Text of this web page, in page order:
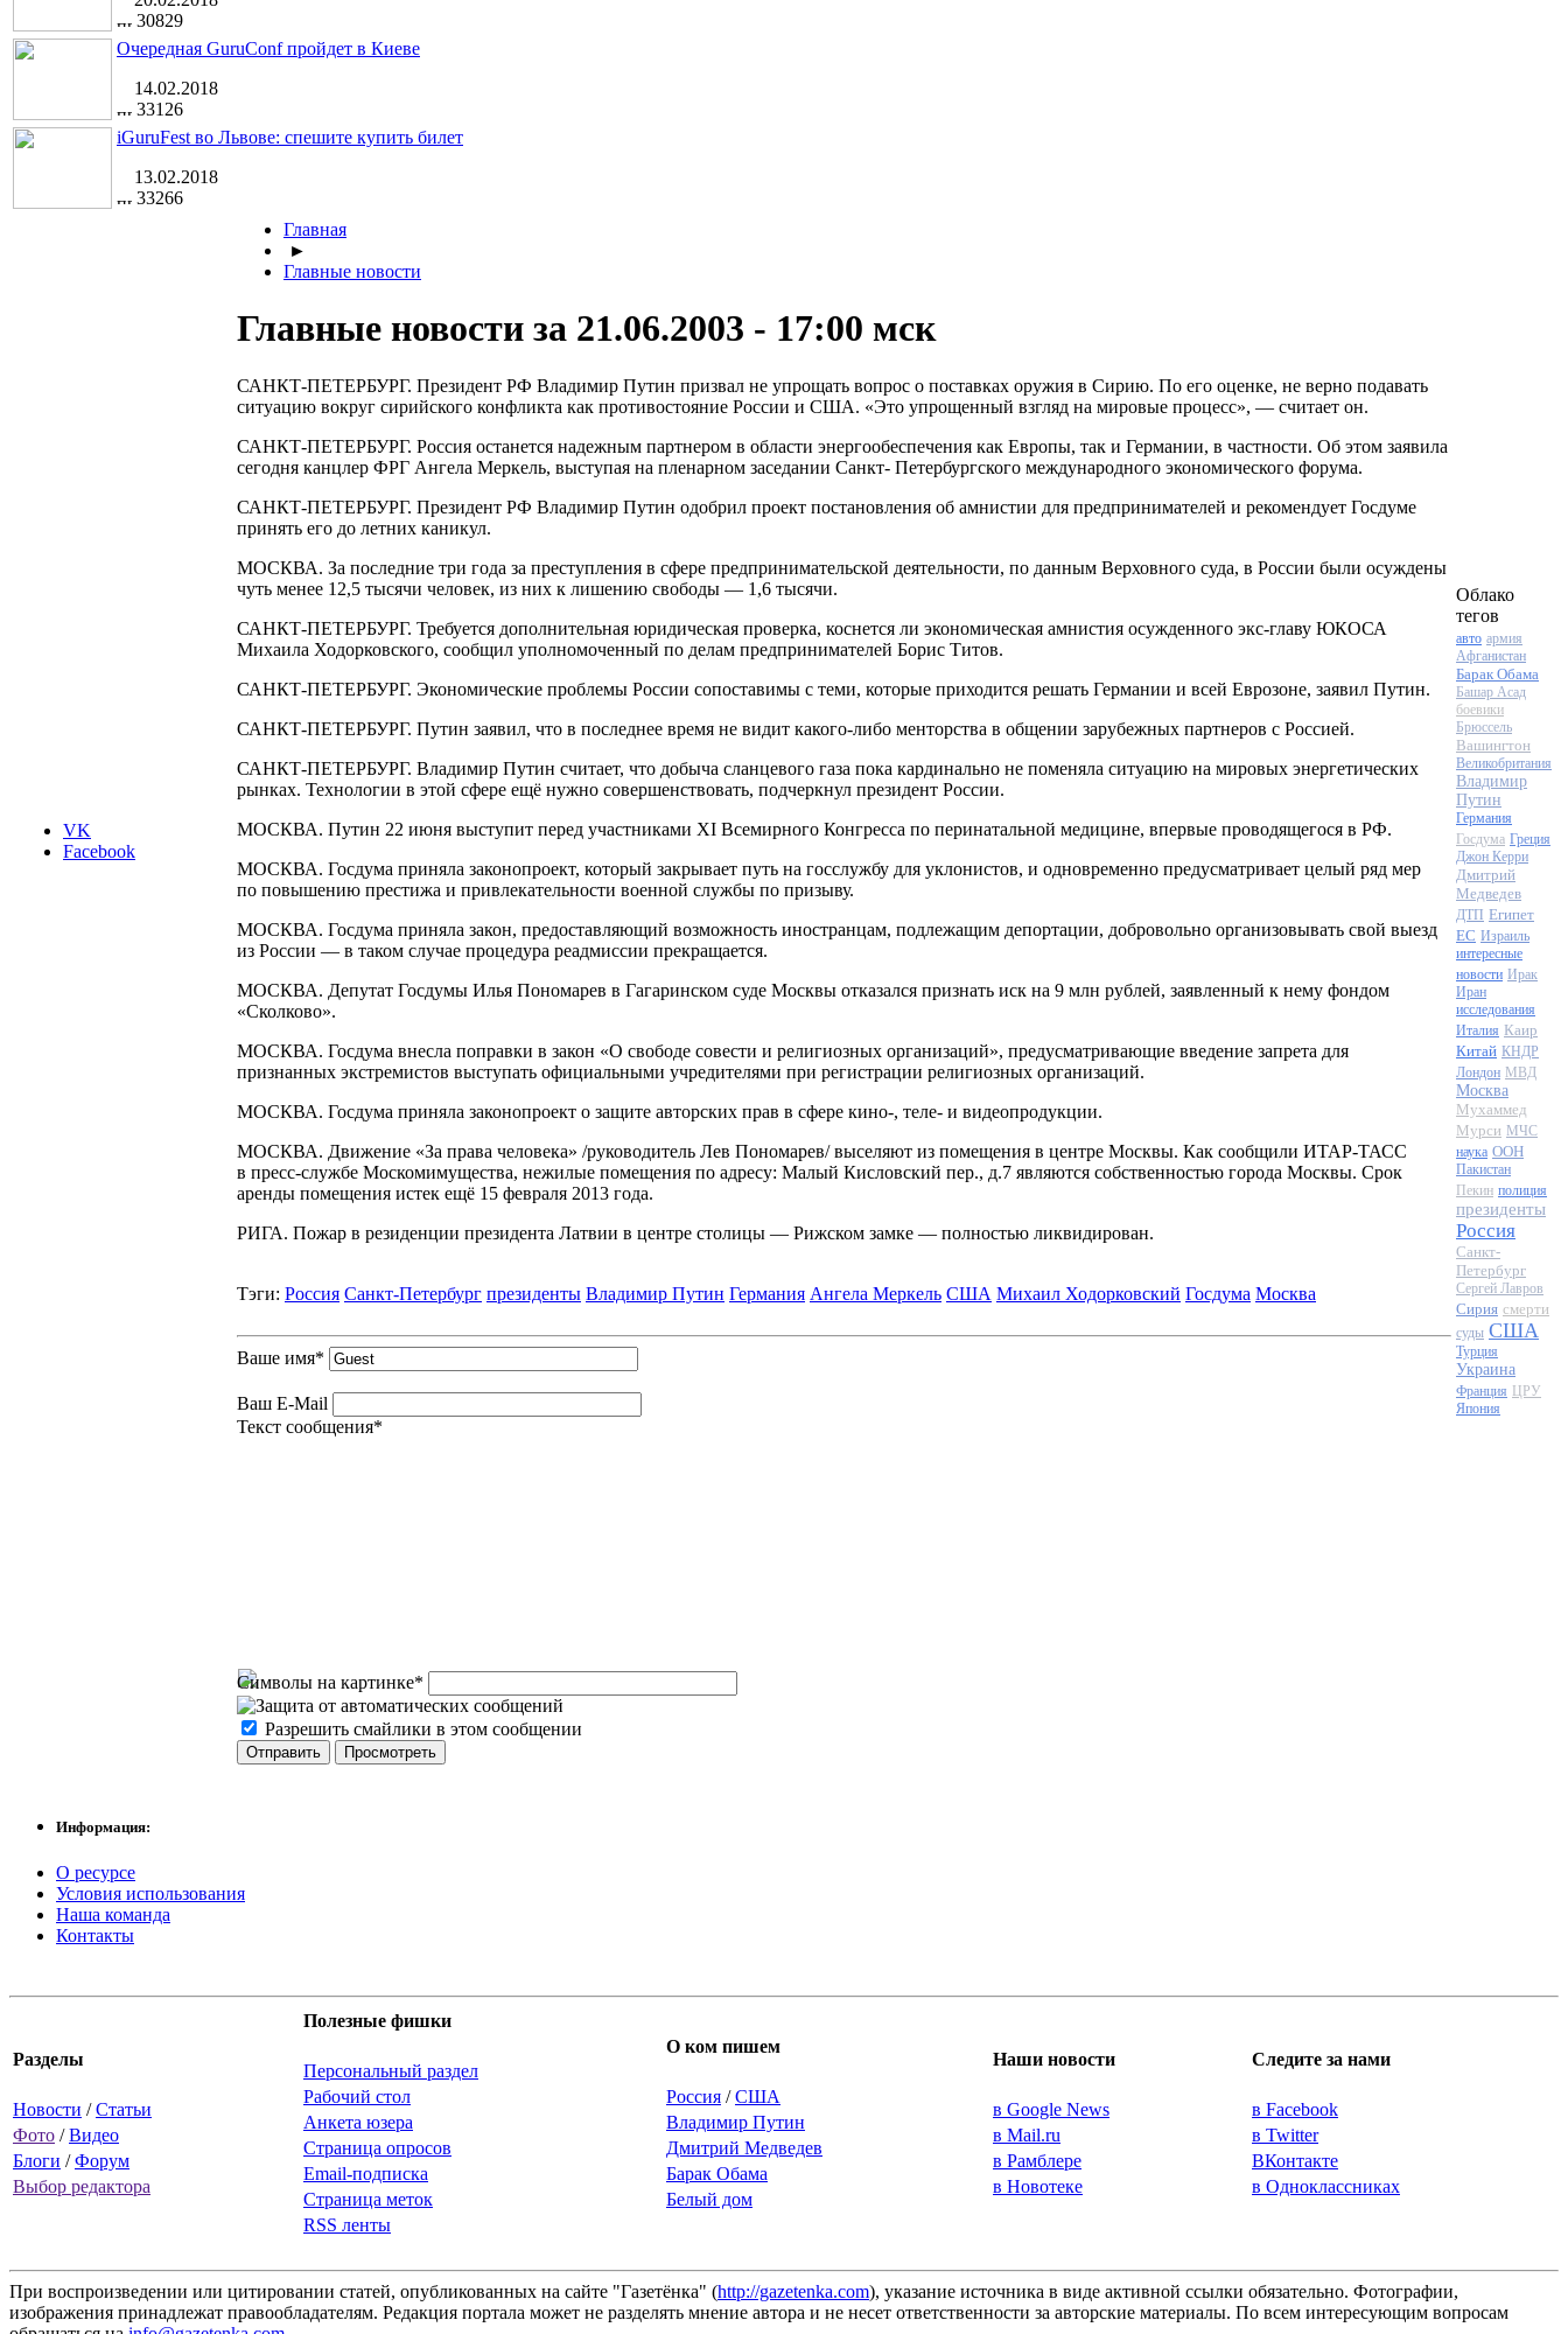
30829
Очередная GuruConf пройдет в Киеве
14.02.2018
33126
iGuruFest во Львове: спешите купить билет
13.02.2018
33266
VK
Facebook
Главная
►
Главные новости
Главные новости за 21.06.2003 - 17:00 мск
САНКТ-ПЕТЕРБУРГ. Президент РФ Владимир Путин призвал не упрощать вопрос о поставках оружия в Сирию. По его оценке, не верно подавать
ситуацию вокруг сирийского конфликта как противостояние России и США. «Это упрощенный взгляд на мировые процесс», — считает он.
САНКТ-ПЕТЕРБУРГ. Россия останется надежным партнером в области энергообеспечения как Европы, так и Германии, в частности. Об этом заявила
сегодня канцлер ФРГ Ангела Меркель, выступая на пленарном заседании Санкт- Петербургского международного экономического форума.
САНКТ-ПЕТЕРБУРГ. Президент РФ Владимир Путин одобрил проект постановления об амнистии для предпринимателей и рекомендует Госдуме
принять его до летних каникул.
МОСКВА. За последние три года за преступления в сфере предпринимательской деятельности, по данным Верховного суда, в России были осуждены
чуть менее 12,5 тысячи человек, из них к лишению свободы — 1,6 тысячи.
САНКТ-ПЕТЕРБУРГ. Требуется дополнительная юридическая проверка, коснется ли экономическая амнистия осужденного экс-главу ЮКОСА
Михаила Ходорковского, сообщил уполномоченный по делам предпринимателей Борис Титов.
САНКТ-ПЕТЕРБУРГ. Экономические проблемы России сопоставимы с теми, которые приходится решать Германии и всей Еврозоне, заявил Путин.
САНКТ-ПЕТЕРБУРГ. Путин заявил, что в последнее время не видит какого-либо менторства в общении зарубежных партнеров с Россией.
САНКТ-ПЕТЕРБУРГ. Владимир Путин считает, что добыча сланцевого газа пока кардинально не поменяла ситуацию на мировых энергетических
рынках. Технологии в этой сфере ещё нужно совершенствовать, подчеркнул президент России.
МОСКВА. Путин 22 июня выступит перед участниками XI Всемирного Конгресса по перинатальной медицине, впервые проводящегося в РФ.
МОСКВА. Госдума приняла законопроект, который закрывает путь на госслужбу для уклонистов, и одновременно предусматривает целый ряд мер
по повышению престижа и привлекательности военной службы по призыву.
МОСКВА. Госдума приняла закон, предоставляющий возможность иностранцам, подлежащим депортации, добровольно организовывать свой выезд
из России — в таком случае процедура реадмиссии прекращается.
МОСКВА. Депутат Госдумы Илья Пономарев в Гагаринском суде Москвы отказался признать иск на 9 млн рублей, заявленный к нему фондом
«Сколково».
МОСКВА. Госдума внесла поправки в закон «О свободе совести и религиозных организаций», предусматривающие введение запрета для
признанных экстремистов выступать официальными учредителями при регистрации религиозных организаций.
МОСКВА. Госдума приняла законопроект о защите авторских прав в сфере кино-, теле- и видеопродукции.
МОСКВА. Движение «За права человека» /руководитель Лев Пономарев/ выселяют из помещения в центре Москвы. Как сообщили ИТАР-ТАСС
в пресс-службе Москомимущества, нежилые помещения по адресу: Малый Кисловский пер., д.7 являются собственностью города Москвы. Срок
аренды помещения истек ещё 15 февраля 2013 года.
РИГА. Пожар в резиденции президента Латвии в центре столицы — Рижском замке — полностью ликвидирован.
Тэги: Россия Санкт-Петербург президенты Владимир Путин Германия Ангела Меркель США Михаил Ходорковский Госдума Москва
Ваше имя*
Ваш E-Mail
Текст сообщения*
Символы на картинке*
Разрешить смайлики в этом сообщении
Облако
тегов
авто армия
Афганистан
Барак Обама
Башар Асад
боевики
Брюссель
Вашингтон
Великобритания
Владимир
Путин
Германия
Госдума Греция
Джон Керри
Дмитрий
Медведев
ДТП Египет
ЕС Израиль
интересные
новости Ирак
Иран
исследования
Италия Каир
Китай КНДР
Лондон МВД
Москва
Мухаммед
Мурси МЧС
наука ООН
Пакистан
Пекин полиция
президенты
Россия
Санкт-
Петербург
Сергей Лавров
Сирия смерти
суды США
Турция
Украина
Франция ЦРУ
Япония
Информация:
О ресурсе
Условия использования
Наша команда
Контакты
Разделы
Новости /Статьи
Фото /Видео
Блоги /Форум
Выбор редактора
Полезные фишки
Персональный раздел
Рабочий стол
Анкета юзера
Страница опросов
Email-подписка
Страница меток
RSS ленты
О ком пишем
Россия /США
Владимир Путин
Дмитрий Медведев
Барак Обама
Белый дом
Наши новости
в Google News
в Mail.ru
в Рамблере
в Новотеке
Следите за нами
в Facebook
в Twitter
ВКонтакте
в Одноклассниках
При воспроизведении или цитировании статей, опубликованных на сайте "Газетёнка" (http://gazetenka.com), указание источника в виде активной ссылки обязательно. Фотографии,
изображения принадлежат правообладателям. Редакция портала может не разделять мнение автора и не несет ответственности за авторские материалы. По всем интересующим вопросам